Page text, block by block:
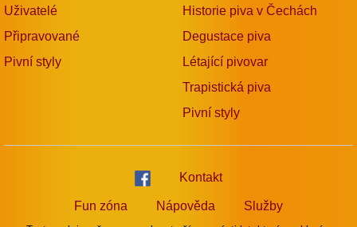
Uživatelé
Připravované
Pivní styly
Historie piva v Čechách
Degustace piva
Létající pivovar
Trapistická piva
Pivní styly
Kontakt
Fun zóna Nápověda Služby